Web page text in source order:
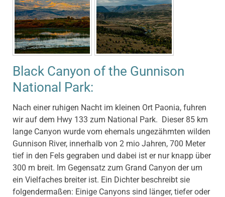
Black Canyon of the Gunnison
National Park:
Nach einer ruhigen Nacht im kleinen Ort Paonia, fuhren
wir auf dem Hwy 133 zum National Park. Dieser 85 km
lange Canyon wurde vom ehemals ungezähmten wilden
Gunnison River, innerhalb von 2 mio Jahren, 700 Meter
tief in den Fels gegraben und dabei ist er nur knapp über
300 m breit. Im Gegensatz zum Grand Canyon der um
ein Vielfaches breiter ist. Ein Dichter beschreibt sie
folgendermaßen: Einige Canyons sind länger, tiefer oder